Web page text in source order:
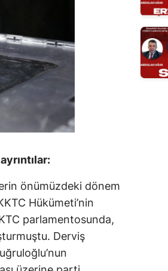
önümüzdeki dönem
Hükümeti’nin
parlamentosunda,
Derviş